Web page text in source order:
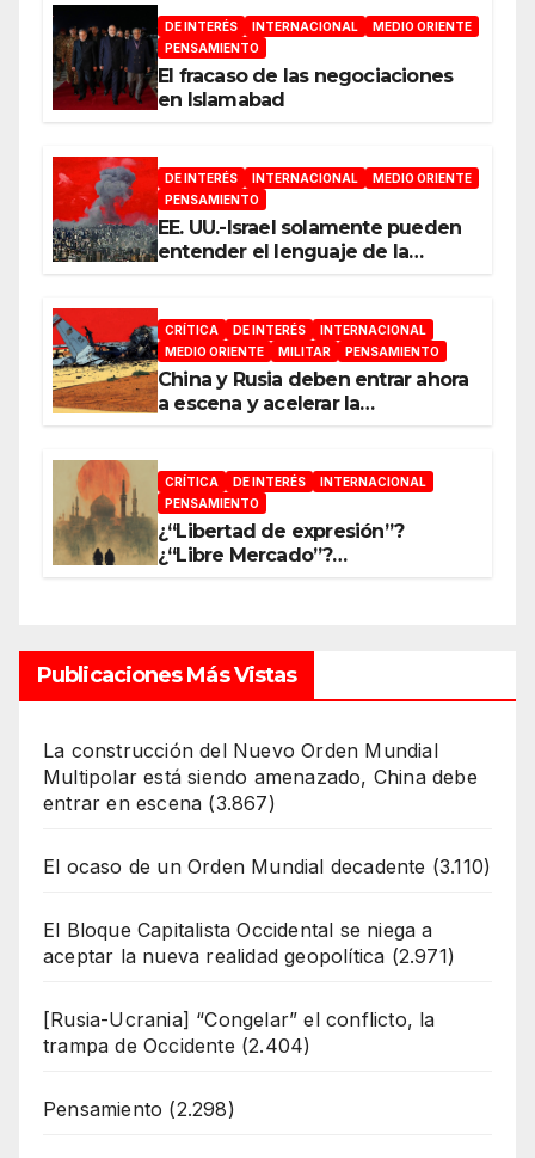
DE INTERÉS INTERNACIONAL
MEDIO ORIENTE
PENSAMIENTO
El fracaso de las negociaciones
en Islamabad
DE INTERÉS INTERNACIONAL
MEDIO ORIENTE
PENSAMIENTO
EE. UU.-Israel solamente pueden
entender el lenguaje de la
CRÍTICA DE INTERÉS
INTERNACIONAL
MEDIO ORIENTE
MILITAR PENSAMIENTO
China y Rusia deben entrar ahora
a escena y acelerar la
CRÍTICA DE INTERÉS
INTERNACIONAL
PENSAMIENTO
¿“Libertad de expresión”?
¿“Libre Mercado”?
Publicaciones Más Vistas
La construcción del Nuevo Orden Mundial
Multipolar está siendo amenazado, China debe
entrar en escena (3.867)
El ocaso de un Orden Mundial decadente (3.110)
El Bloque Capitalista Occidental se niega a
aceptar la nueva realidad geopolítica (2.971)
[Rusia-Ucrania] “Congelar” el conflicto, la
trampa de Occidente (2.404)
Pensamiento (2.298)